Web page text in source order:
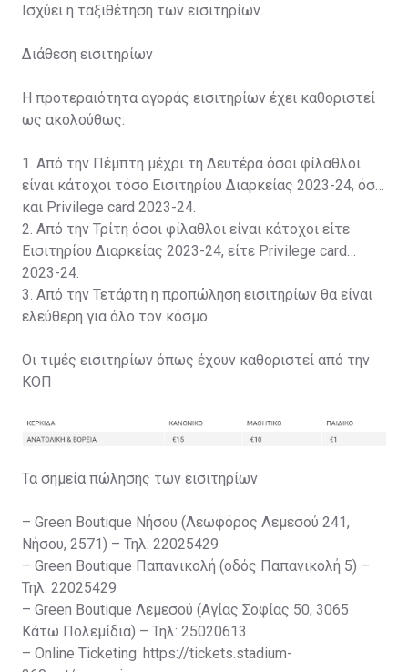
Ισχύει η ταξιθέτηση των εισιτηρίων.
Διάθεση εισιτηρίων
Η προτεραιότητα αγοράς εισιτηρίων έχει καθοριστεί
ως ακολούθως:
1. Από την Πέμπτη μέχρι τη Δευτέρα όσοι φίλαθλοι
είναι κάτοχοι τόσο Εισιτηρίου Διαρκείας 2023-24, όσο
και Privilege card 2023-24.
2. Από την Τρίτη όσοι φίλαθλοι είναι κάτοχοι είτε
Εισιτηρίου Διαρκείας 2023-24, είτε Privilege card
2023-24.
3. Από την Τετάρτη η προπώληση εισιτηρίων θα είναι
ελεύθερη για όλο τον κόσμο.
Οι τιμές εισιτηρίων όπως έχουν καθοριστεί από την
ΚΟΠ
Τα σημεία πώλησης των εισιτηρίων
– Green Boutique Νήσου (Λεωφόρος Λεμεσού 241,
Νήσου, 2571) – Τηλ: 22025429
– Green Boutique Παπανικολή (οδός Παπανικολή 5) –
Τηλ: 22025429
– Green Boutique Λεμεσού (Αγίας Σοφίας 50, 3065
Κάτω Πολεμίδια) – Τηλ: 25020613
– Online Ticketing: https://tickets.stadium-